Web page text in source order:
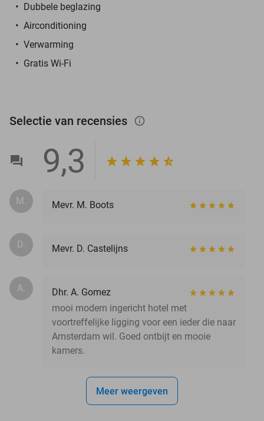
Dubbele beglazing
Airconditioning
Verwarming
Gratis Wi-Fi
Selectie van recensies info_outlined
9,3
M. Mevr. M. Boots
D. Mevr. D. Castelijns
A.
Dhr. A. Gomez
mooi modern ingericht hotel met
voortreffelijke ligging voor een ieder die naar
Amsterdam wil. Goed ontbijt en mooie
kamers.
Meer weergeven